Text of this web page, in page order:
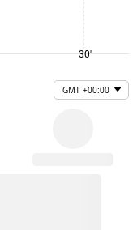
30'
GMT +00:00